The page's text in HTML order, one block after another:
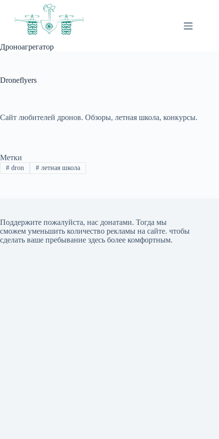
Дроноагрегатор
Droneflyers
Сайт любителей дронов. Обзоры, летная школа, конкурсы.
Метки
#dron #летная школа
Поддержите пожалуйста, нас донатами. Тогда мы
сможем уменьшить количество рекламы на сайте. чтобы
сделать ваше пребывание здесь более комфортным.